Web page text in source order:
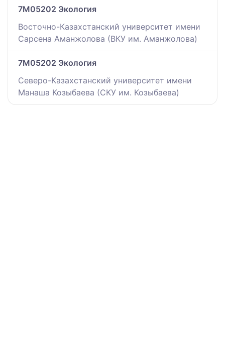
7M05202 Экология
Восточно-Казахстанский университет имени
Сарсена Аманжолова (ВКУ им. Аманжолова)
7M05202 Экология
Северо-Казахстанский университет имени
Манаша Козыбаева (СКУ им. Козыбаева)